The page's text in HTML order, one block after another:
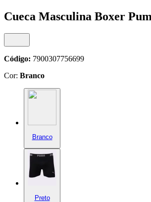
Cueca Masculina Boxer
Código: 7900307756699
Cor: Branco
Branco
Preto